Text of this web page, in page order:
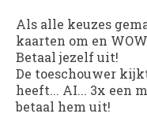
Als alle keuzes
kaarten om en
Betaal jezelf uit!
De toeschouwer
heeft... AI... 3x een
betaal hem uit!